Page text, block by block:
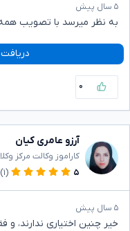
۵ سال پیش
به نظر میرسد با تصویب
۰
آرزو عامری کیان
کاراموز وکالت مرکز
۵
(۱)
۵ سال پیش
خیر چنین اختیاری ندارند،